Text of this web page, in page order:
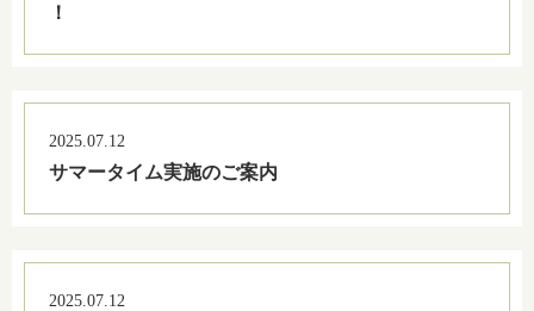
！
2025.07.12
サマータイム実施のご案内
2025.07.12